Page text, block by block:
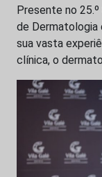
Presente no
de Dermatologia
sua vasta
clínica, o